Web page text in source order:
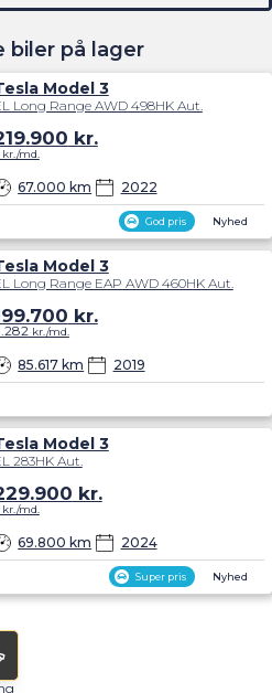
biler på lager
God pris Nyhed
Model 3
Long Range AWD 498HK Aut.
67.000 km 2022
kr.
kr./md.
Model 3
Long Range EAP AWD 460HK Aut.
85.617 km 2019
kr.
kr./md.
Super pris Nyhed
Model 3
283HK Aut.
69.800 km 2024
kr.
kr./md.